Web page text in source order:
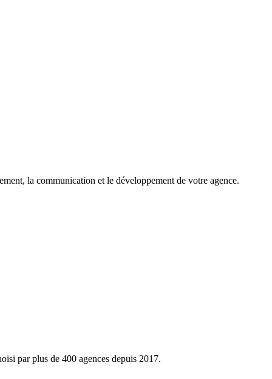
la communication et le développement de votre agence.
par plus de 400 agences depuis 2017.